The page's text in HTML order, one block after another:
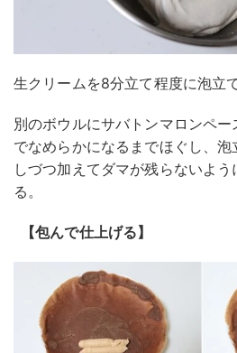
生クリームを8分立て程度に泡立て
別のボウルにサバトンマロンペ
でなめらかになるまでほぐし、
しづつ加えてダマが残らないよ
る。
【包んで仕上げる】